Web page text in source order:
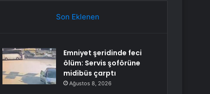
Son Eklenen
Emniyet şeridinde feci
ölüm: Servis şoförüne
midibüs çarptı
Ağustos 8, 2026